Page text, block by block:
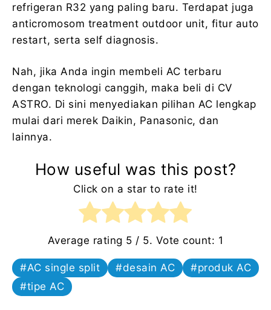
refrigeran R32 yang paling baru. Terdapat juga
anticromosom treatment outdoor unit, fitur auto
restart, serta self diagnosis.
Nah, jika Anda ingin membeli AC terbaru
dengan teknologi canggih, maka beli di CV
ASTRO. Di sini menyediakan pilihan AC lengkap
mulai dari merek Daikin, Panasonic, dan
lainnya.
How useful was this post?
Click on a star to rate it!
Average rating 5 / 5. Vote count: 1
AC single split desain AC
produk AC
tipe AC